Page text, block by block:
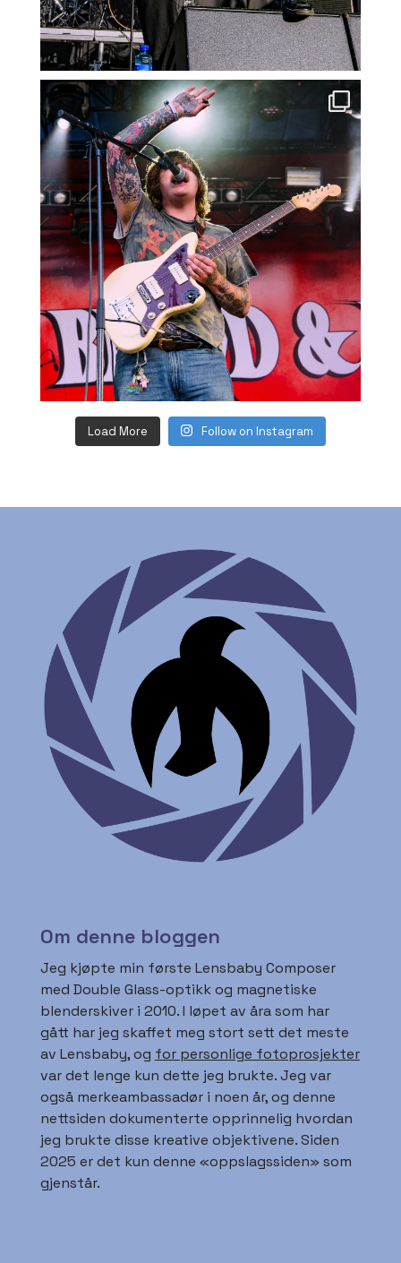
Load More Follow on Instagram
Om denne bloggen
Jeg kjøpte min første Lensbaby Composer
med Double Glass-optikk og magnetiske
blenderskiver i 2010. I løpet av åra som har
gått har jeg skaffet meg stort sett det meste
av Lensbaby, og for personlige fotoprosjekter
var det lenge kun dette jeg brukte. Jeg var
også merkeambassadør i noen år, og denne
nettsiden dokumenterte opprinnelig hvordan
jeg brukte disse kreative objektivene. Siden
2025 er det kun denne «oppslagssiden» som
gjenstår.